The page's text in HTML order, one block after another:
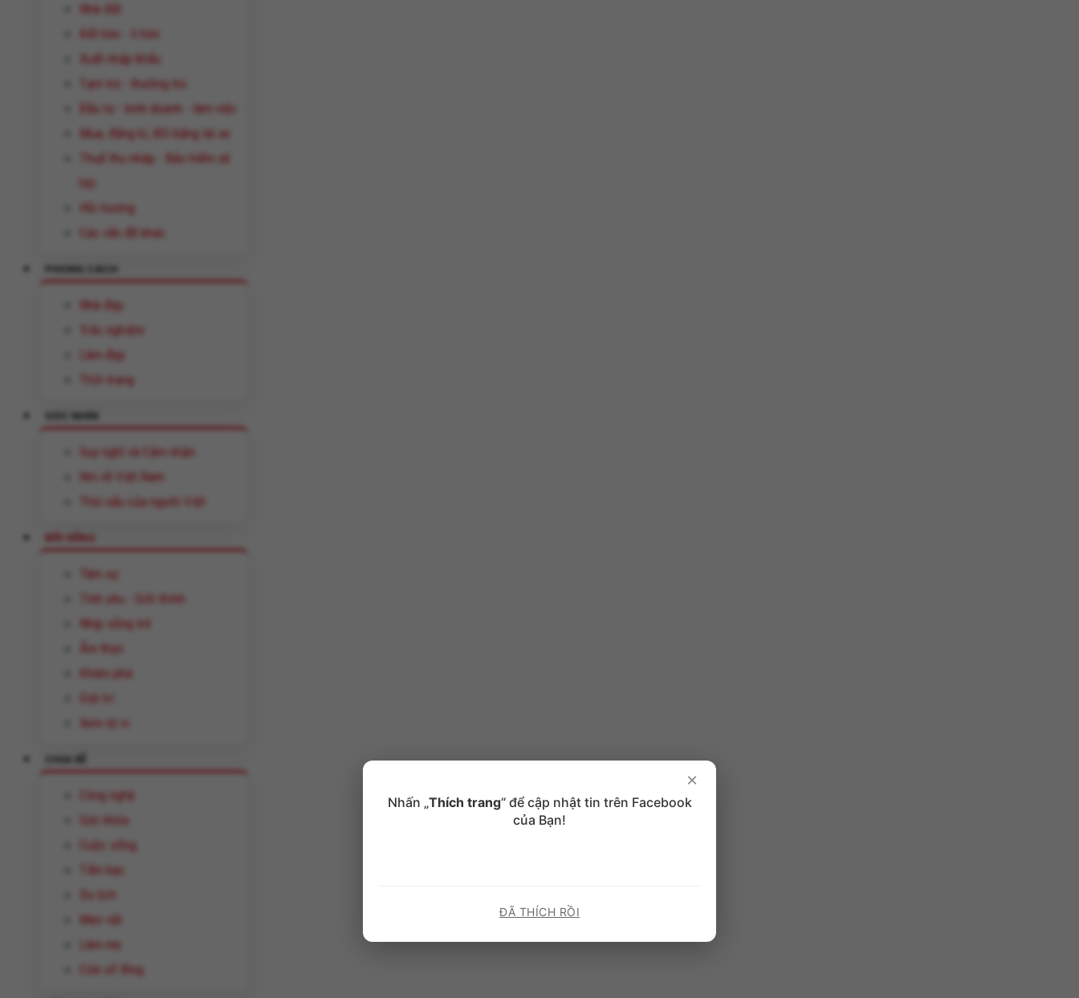
Nhà đất
Kết hôn - li hôn
Xuất nhập khẩu
Tạm trú - thường trú
Đầu tư - kinh doanh - làm việc
Mua, đăng kí, đổi bằng lái xe
Thuế thu nhâp - Bảo hiểm xã
hội
Hồi hương
Các vấn đề khác
PHONG CÁCH
Nhà đẹp
Trắc nghiệm
Làm đẹp
Thời trang
GÓC NHÌN
Suy nghĩ và Cảm nhận
Nói về Việt Nam
Thói xấu của người Việt
ĐỜI SỐNG
Tâm sự
Tình yêu - Giới thính
Nhịp sống trẻ
Ẩm thực
Khám phá
Giải trí
Xem tử vi
CHIA SẺ
Công nghệ
Sức khỏe
Cuộc sống
Tiền bạc
Du lịch
Mẹo vặt
Làm mẹ
Cửa sổ Blog
×
Nhấn „Thích trang“ để cập nhật tin trên Facebook
của Bạn!
ĐÃ THÍCH RỒI